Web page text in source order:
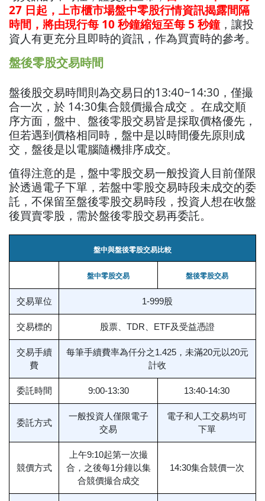
27 日起，上市櫃市場盤中零股行情資訊揭露間隔
時間，將由現行每 10 秒鐘縮短至每 5 秒鐘，讓投
資人有更充分且即時的資訊，作為買賣時的參考。
盤後零股交易時間
盤後股交易時間則為交易日的13:40~14:30，僅撮
合一次，於 14:30集合競價撮合成交 。在成交順
序方面，盤中、盤後零股交易皆是採取價格優先，
但若遇到價格相同時，盤中是以時間優先原則成
交，盤後是以電腦隨機排序成交。
值得注意的是，盤中零股交易一般投資人目前僅限
於透過電子下單，若盤中零股交易時段未成交的委
託，不保留至盤後零股交易時段，投資人想在收盤
後買賣零股，需於盤後零股交易再委託。
盤中與盤後零股交易比較
盤中零股交易 盤後零股交易
交易單位 1-999股
交易標的 股票、TDR、ETF及受益憑證
交易手續
費
每筆手續費率為仟分之1.425，未滿20元以20元
計收
委託時間 9:00-13:30 13:40-14:30
委託方式
一般投資人僅限電子
交易
電子和人工交易均可
下單
競價方式
上午9:10起第一次撮
合，之後每1分鐘以集
合競價撮合成交
14:30集合競價一次